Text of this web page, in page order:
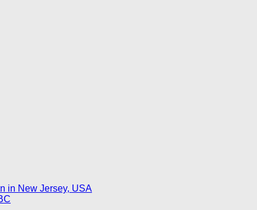
in New Jersey, USA